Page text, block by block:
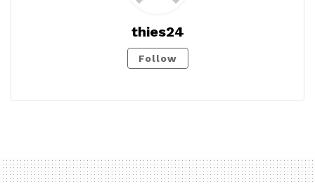
thies24
Follow